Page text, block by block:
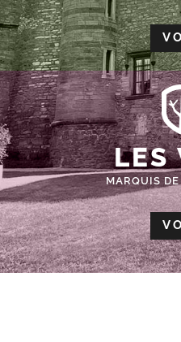
LES
MARQUIS